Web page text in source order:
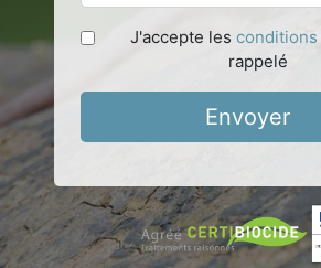
J'accepte les conditions
rappelé
Envoyer